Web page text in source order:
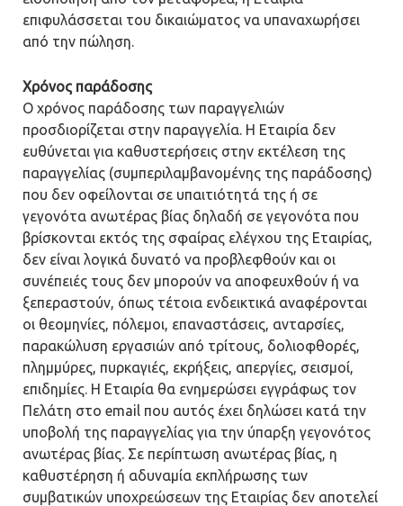
επιφυλάσσεται του δικαιώματος να υπαναχωρήσει
από την πώληση.
Χρόνος παράδοσης
Ο χρόνος παράδοσης των παραγγελιών
προσδιορίζεται στην παραγγελία. Η Εταιρία δεν
ευθύνεται για καθυστερήσεις στην εκτέλεση της
παραγγελίας (συμπεριλαμβανομένης της παράδοσης)
που δεν οφείλονται σε υπαιτιότητά της ή σε
γεγονότα ανωτέρας βίας δηλαδή σε γεγονότα που
βρίσκονται εκτός της σφαίρας ελέγχου της Εταιρίας,
δεν είναι λογικά δυνατό να προβλεφθούν και οι
συνέπειές τους δεν μπορούν να αποφευχθούν ή να
ξεπεραστούν, όπως τέτοια ενδεικτικά αναφέρονται
οι θεομηνίες, πόλεμοι, επαναστάσεις, ανταρσίες,
παρακώλυση εργασιών από τρίτους, δολιοφθορές,
πλημμύρες, πυρκαγιές, εκρήξεις, απεργίες, σεισμοί,
επιδημίες. Η Εταιρία θα ενημερώσει εγγράφως τον
Πελάτη στο email που αυτός έχει δηλώσει κατά την
υποβολή της παραγγελίας για την ύπαρξη γεγονότος
ανωτέρας βίας. Σε περίπτωση ανωτέρας βίας, η
καθυστέρηση ή αδυναμία εκπλήρωσης των
συμβατικών υποχρεώσεων της Εταιρίας δεν αποτελεί